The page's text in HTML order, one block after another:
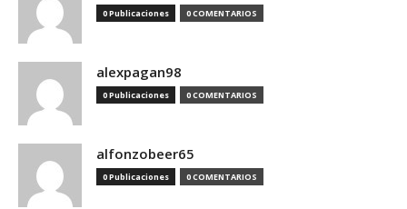
0 Publicaciones 0 COMENTARIOS
alexpagan98
0 Publicaciones 0 COMENTARIOS
alfonzobeer65
0 Publicaciones 0 COMENTARIOS